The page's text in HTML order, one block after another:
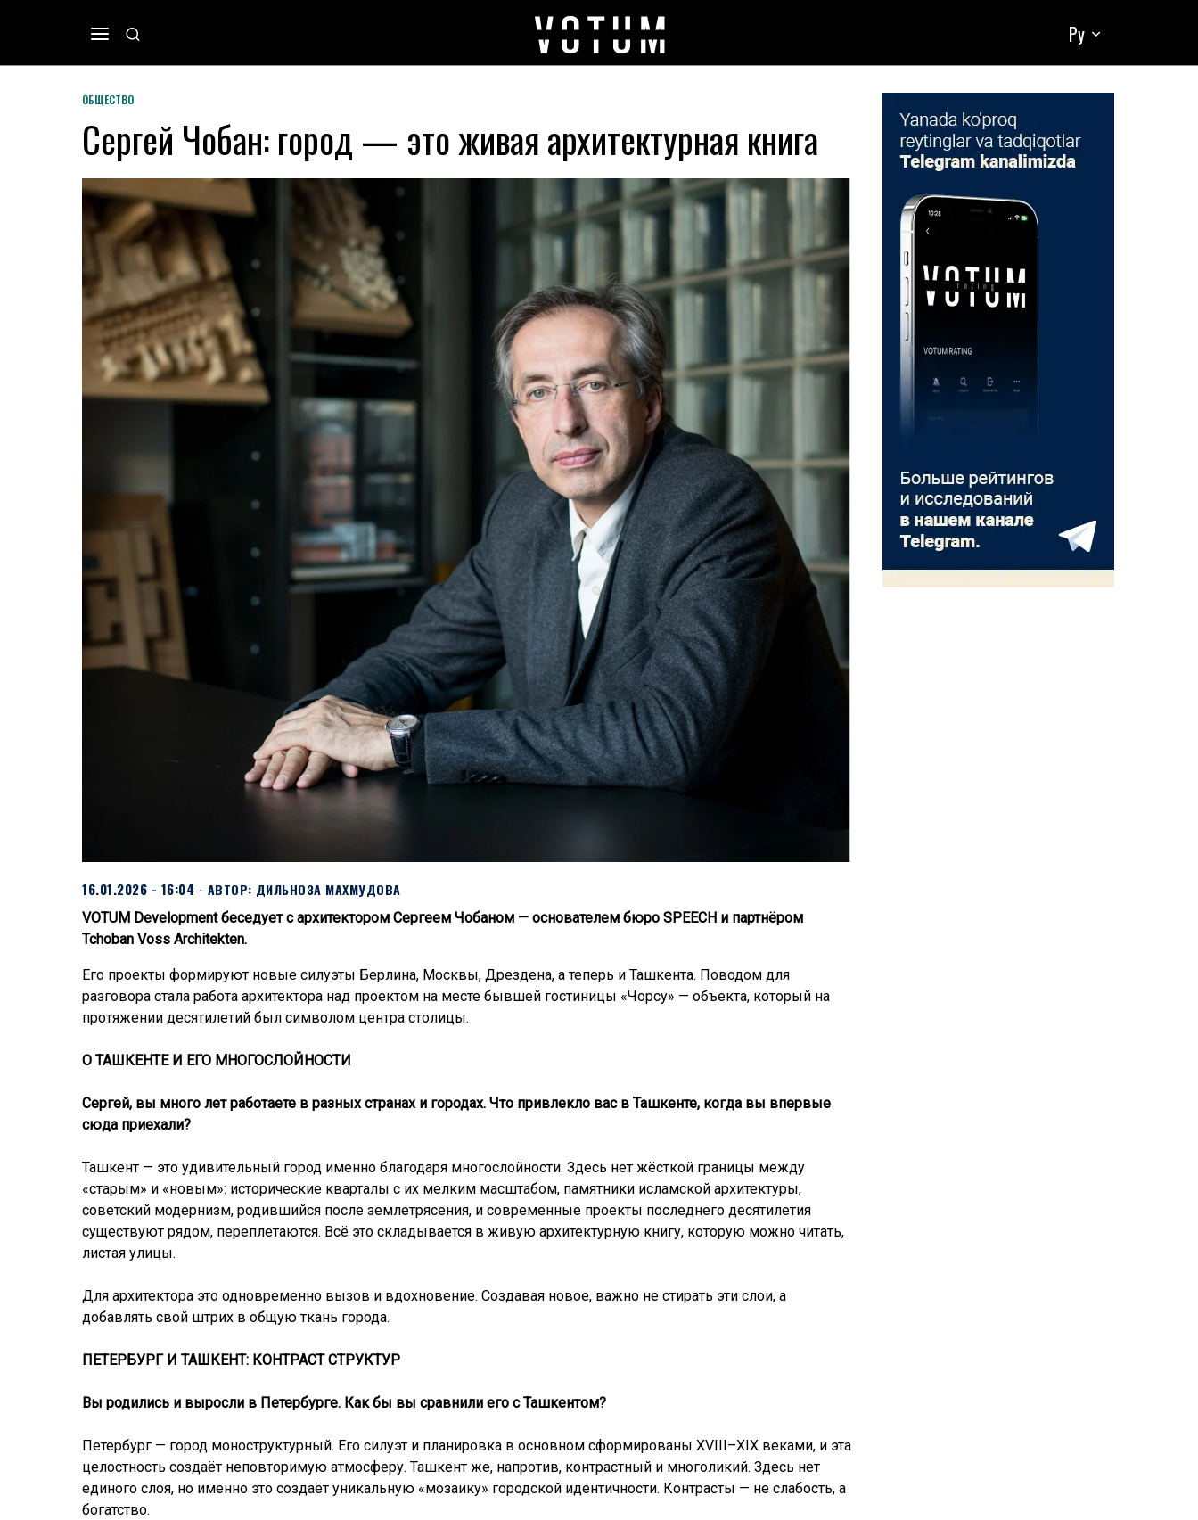
Ру
ОБЩЕСТВО
Сергей Чобан: город — это живая архитектурная книга
16.01.2026 - 16:04 АВТОР: ДИЛЬНОЗА МАХМУДОВА
VOTUM Development беседует с архитектором Сергеем Чобаном — основателем бюро SPEECH и партнёром
Tchoban Voss Architekten.
Его проекты формируют новые силуэты Берлина, Москвы, Дрездена, а теперь и Ташкента. Поводом для
разговора стала работа архитектора над проектом на месте бывшей гостиницы «Чорсу» — объекта, который на
протяжении десятилетий был символом центра столицы.
О ТАШКЕНТЕ И ЕГО МНОГОСЛОЙНОСТИ
Сергей, вы много лет работаете в разных странах и городах. Что привлекло вас в Ташкенте, когда вы впервые
сюда приехали?
Ташкент — это удивительный город именно благодаря многослойности. Здесь нет жёсткой границы между
«старым» и «новым»: исторические кварталы с их мелким масштабом, памятники исламской архитектуры,
советский модернизм, родившийся после землетрясения, и современные проекты последнего десятилетия
существуют рядом, переплетаются. Всё это складывается в живую архитектурную книгу, которую можно читать,
листая улицы.
Для архитектора это одновременно вызов и вдохновение. Создавая новое, важно не стирать эти слои, а
добавлять свой штрих в общую ткань города.
ПЕТЕРБУРГ И ТАШКЕНТ: КОНТРАСТ СТРУКТУР
Вы родились и выросли в Петербурге. Как бы вы сравнили его с Ташкентом?
Петербург — город моноструктурный. Его силуэт и планировка в основном сформированы XVIII–XIX веками, и эта
целостность создаёт неповторимую атмосферу. Ташкент же, напротив, контрастный и многоликий. Здесь нет
единого слоя, но именно это создаёт уникальную «мозаику» городской идентичности. Контрасты — не слабость, а
богатство.